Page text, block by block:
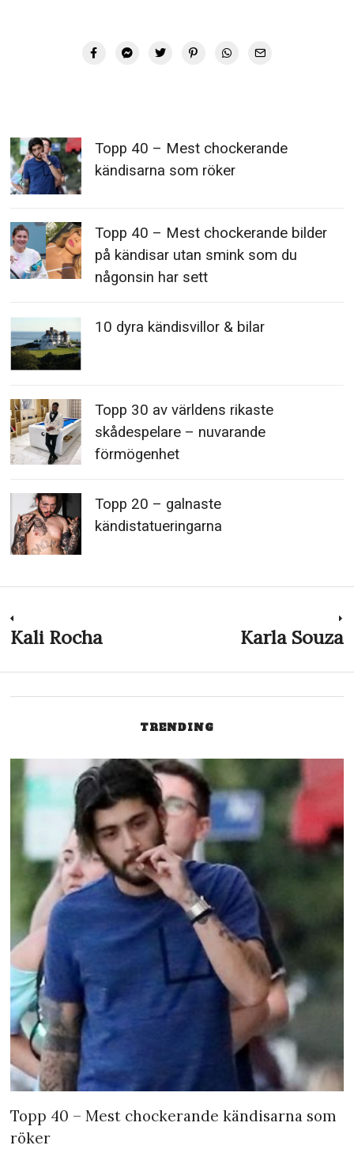
Topp 40 – Mest chockerande
kändisarna som röker
Topp 40 – Mest chockerande bilder
på kändisar utan smink som du
någonsin har sett
10 dyra kändisvillor & bilar
Topp 30 av världens rikaste
skådespelare – nuvarande
förmögenhet
Topp 20 – galnaste
kändistatueringarna
Inläggsnavigering
Previous
Kali Rocha Karla Souza
TRENDING
Topp 40 – Mest chockerande kändisarna som
röker